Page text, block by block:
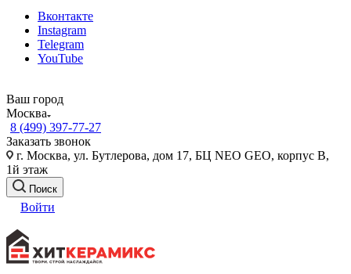
Вконтакте
Instagram
Telegram
YouTube
Ваш город
Москва
8 (499) 397-77-27
Заказать звонок
г. Москва, ул. Бутлерова, дом 17, БЦ NEO GEO, корпус В,
1й этаж
Поиск
Войти